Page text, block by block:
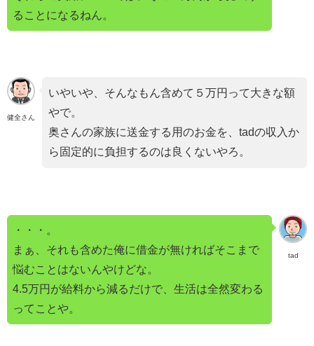
ることになるねん。
健全さん
いやいや、そんなもん含めて５万円って大きな額
やで。
奥さんの家族に送金する用のお金を、tadの収入か
ら固定的に負担するのは良くないやろ。
tad
・・・。
まぁ、それも含めた俺に借金が無ければそこまで
悩むことはないんやけどな。
4.5万円が給料から減るだけで、生活は全然変わる
ってことや。